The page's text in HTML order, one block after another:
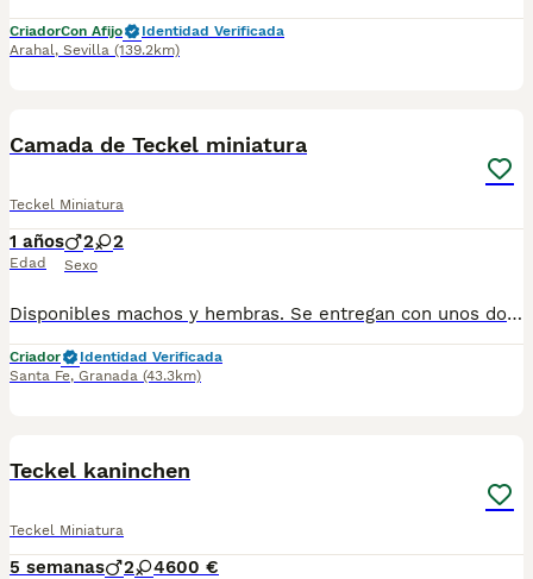
CriadorCon Afijo
Identidad Verificada
Arahal, Sevilla (139.2km)
Camada de Teckel miniatura
Teckel Miniatura
1 años
Edad
2 2
Sexo
Disponibles machos y hembras. Se entregan con unos dos meses y medio de edad y sus vacunas correspondientes, desparasitados, certificado de salud, garantías por escrito tanto por enfermedad vírica como congénito genética. Todos los cachorros son descendientes de las mejores líneas nacionales, criados por profesionales expertos. Se entregan en toda España con transporte propio de alta calidad preparado para animales, van en vehículo climatizado con chófer particular a cargo del comprador. Teléfono / Whats app: 641 92 23 90 Precio a partir de 1000€
Criador
Identidad Verificada
Santa Fe, Granada (43.3km)
Teckel kaninchen
Teckel Miniatura
5 semanas 2 4600 €